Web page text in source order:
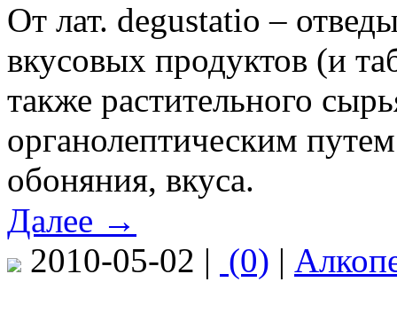
От лат. degustatio –
вкусовых продуктов (и
также растительного
органолептическим
обоняния, вкуса.
Далее →
2010-05-02 | (0) |